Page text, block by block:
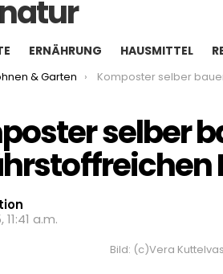
ERNÄHRUNG HAUSMITTEL
& Garten Komposter selber bauen: Küchenabfälle in
selber
a.m.
Bild: (c)Vera